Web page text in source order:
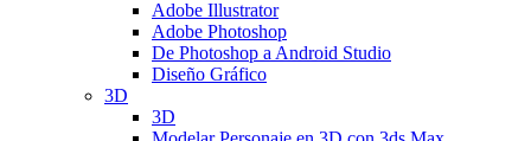
Adobe Illustrator
Adobe Photoshop
De Photoshop a Android Studio
Diseño Gráfico
3D
3D